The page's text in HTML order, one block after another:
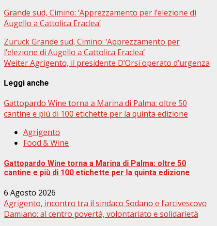
Grande sud, Cimino: ‘Apprezzamento per l’elezione di
Augello a Cattolica Eraclea’
Beitragsnavigation
ZurückGrande sud, Cimino: ‘Apprezzamento per
l’elezione di Augello a Cattolica Eraclea’
WeiterAgrigento, il presidente D’Orsi operato d’urgenza
Leggi anche
Gattopardo Wine torna a Marina di Palma: oltre 50
cantine e più di 100 etichette per la quinta edizione
Agrigento
Food & Wine
Gattopardo Wine torna a Marina di Palma: oltre 50
cantine e più di 100 etichette per la quinta edizione
6 Agosto 2026
Agrigento, incontro tra il sindaco Sodano e l’arcivescovo
Damiano: al centro povertà, volontariato e solidarietà